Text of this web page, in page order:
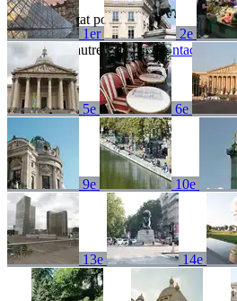
1er 2e
5e 6e
9e 10e
13e 14e
Aucun résultat pour
Essayez un autre terme oucontactez-nous